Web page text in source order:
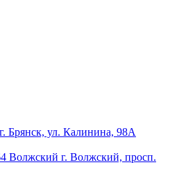
г. Брянск, ул. Калинина, 98А
Волжский г. Волжский, просп.